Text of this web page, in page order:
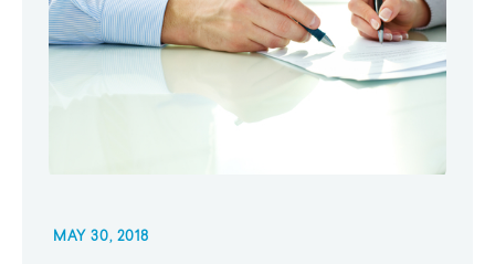
MAY 30, 2018